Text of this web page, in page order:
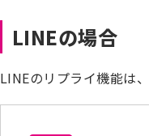
LINEの場合
LINEのリプライ機能は